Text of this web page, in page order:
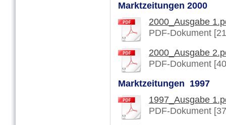
Marktzeitungen 2000
2000_Ausgabe
PDF-Dokument
2000_Ausgabe
PDF-Dokument
Marktzeitungen 1997
1997_Ausgabe
PDF-Dokument